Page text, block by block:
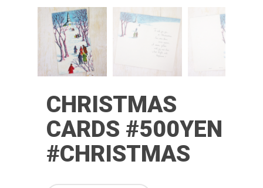
CHRISTMAS
CARDS #500YEN
#CHRISTMAS